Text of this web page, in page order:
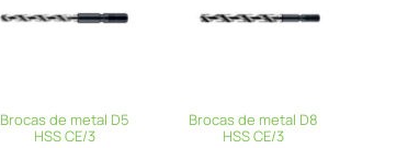
Brocas de metal D5
HSS CE/3
Brocas de metal D8
HSS CE/3